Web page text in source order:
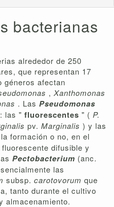
bacterianas
alrededor de 250
que representan 17
géneros afectan
, Xanthomonas
. Las Pseudomonas
las " fluorescentes " ( P.
pv. Marginalis ) y las
formación o no, en el
difusible y
Pectobacterium (anc.
las
subsp. carotovorum que
tanto durante el cultivo
almacenamiento.